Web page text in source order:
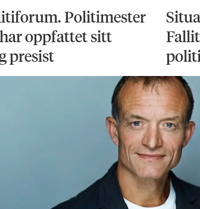
Politimester
oppfattet sitt
presist